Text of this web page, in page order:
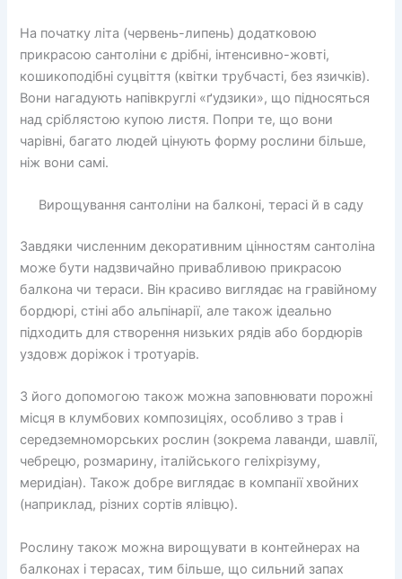
На початку літа (червень-липень) додатковою
прикрасою сантоліни є дрібні, інтенсивно-жовті,
кошикоподібні суцвіття (квітки трубчасті, без язичків).
Вони нагадують напівкруглі «ґудзики», що підносяться
над сріблястою купою листя. Попри те, що вони
чарівні, багато людей цінують форму рослини більше,
ніж вони самі.
Вирощування сантоліни на балконі, терасі й в саду
Завдяки численним декоративним цінностям сантоліна
може бути надзвичайно привабливою прикрасою
балкона чи тераси. Він красиво виглядає на гравійному
бордюрі, стіні або альпінарії, але також ідеально
підходить для створення низьких рядів або бордюрів
уздовж доріжок і тротуарів.
З його допомогою також можна заповнювати порожні
місця в клумбових композиціях, особливо з трав і
середземноморських рослин (зокрема лаванди, шавлії,
чебрецю, розмарину, італійського геліхрізуму,
меридіан). Також добре виглядає в компанії хвойних
(наприклад, різних сортів ялівцю).
Рослину також можна вирощувати в контейнерах на
балконах і терасах, тим більше, що сильний запах